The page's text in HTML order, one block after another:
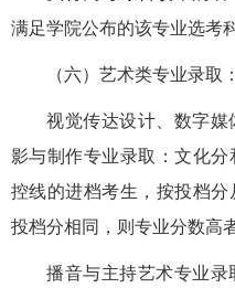
满足学院公布的该专业选考
（六）艺术类专业录取：
视觉传达设计、数字
影与制作专业录取：文化
控线的进档考生，按投档
投档分相同，则专业分数高
播音与主持艺术专业